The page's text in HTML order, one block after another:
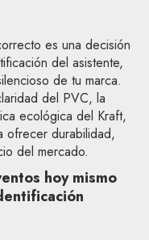
es una decisión
del asistente,
de tu marca.
del PVC, la
ecológica del Kraft,
ofrecer durabilidad,
del mercado.
hoy mismo